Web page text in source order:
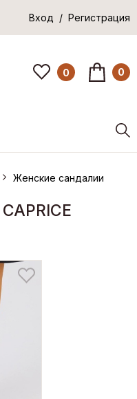
Вход / Регистрация
0 0
Женские сандалии